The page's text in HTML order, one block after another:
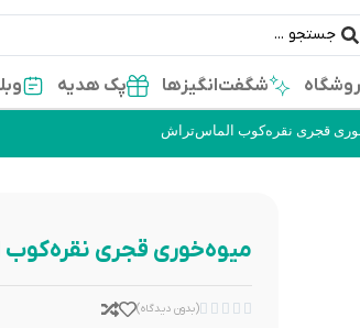
شگفت‌انگیزها پک هدیه
قجری نقره‌کوب الماس‌تراش
میوه‌خوری قجری




(بدون دیدگاه)